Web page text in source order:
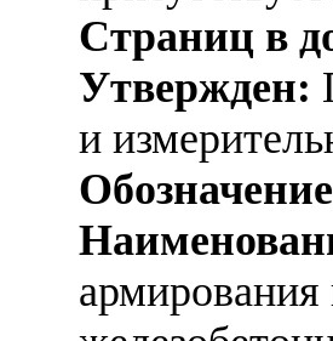
Страниц в
Утвержден:
и